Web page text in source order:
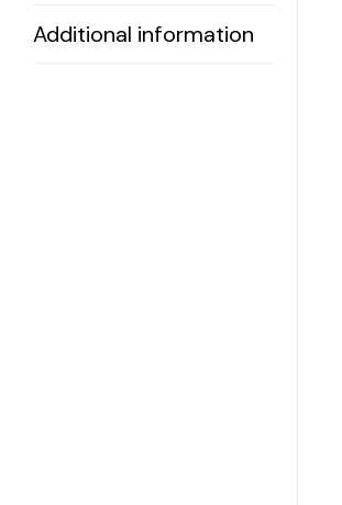
Additional information